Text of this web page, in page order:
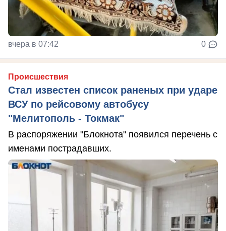
вчера в 07:42 0
Происшествия
Стал известен список раненых при ударе
ВСУ по рейсовому автобусу
"Мелитополь - Токмак"
В распоряжении "Блокнота" появился перечень с
именами пострадавших.